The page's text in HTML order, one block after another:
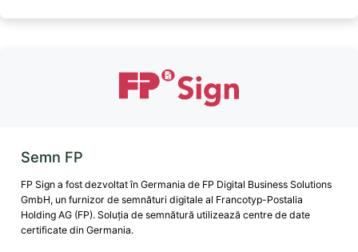
Semn FP
FP Sign a fost dezvoltat în Germania de FP Digital Business Solutions
GmbH, un furnizor de semnături digitale al Francotyp-Postalia
Holding AG (FP). Soluția de semnătură utilizează centre de date
certificate din Germania.